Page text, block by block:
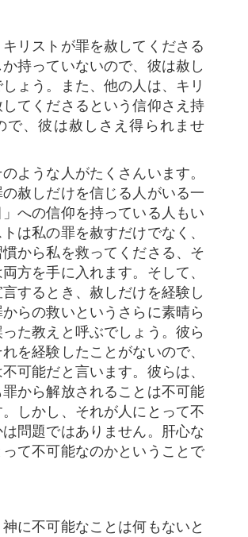
リストが罪を赦してくださる
持っていないので、彼は赦し
ょう。また、他の人は、キリ
してくださるという信仰さえ持
で、彼は赦しさえ得られませ
ような人がたくさんいます。
赦しだけを信じる人がいる一
への信仰を持っている人もい
は私の罪を赦すだけでなく、
から私を救ってくださる、そ
方を手に入れます。そして、
するとき、赦しだけを経験し
らの救いというさらに素晴ら
た教えと呼ぶでしょう。彼ら
を経験したことがないので、
可能だと言います。彼らは、
罪から解放されることは不可能
しかし、それが人にとって不
問題ではありません。肝心な
て不可能なのかということで
に不可能なことは何もないと